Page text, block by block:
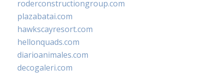
roderconstructiongroup.com
plazabatai.com
hawkscayresort.com
hellonquads.com
diarioanimales.com
decogaleri.com